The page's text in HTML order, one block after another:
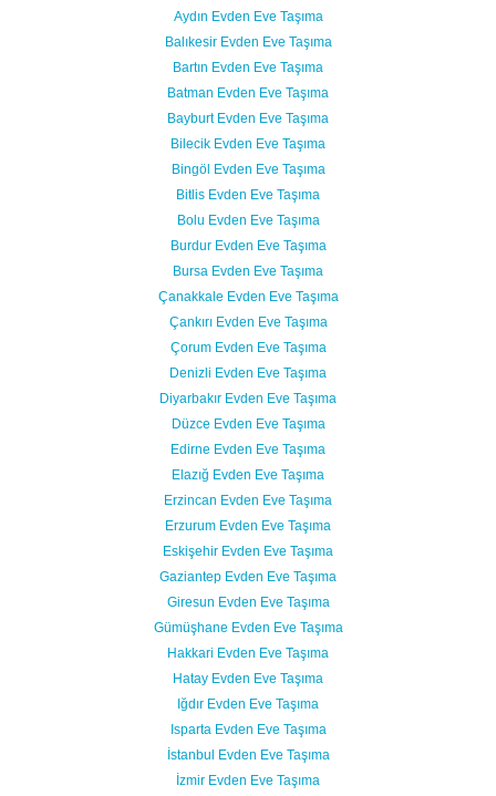
Aydın Evden Eve Taşıma
Balıkesir Evden Eve Taşıma
Bartın Evden Eve Taşıma
Batman Evden Eve Taşıma
Bayburt Evden Eve Taşıma
Bilecik Evden Eve Taşıma
Bingöl Evden Eve Taşıma
Bitlis Evden Eve Taşıma
Bolu Evden Eve Taşıma
Burdur Evden Eve Taşıma
Bursa Evden Eve Taşıma
Çanakkale Evden Eve Taşıma
Çankırı Evden Eve Taşıma
Çorum Evden Eve Taşıma
Denizli Evden Eve Taşıma
Diyarbakır Evden Eve Taşıma
Düzce Evden Eve Taşıma
Edirne Evden Eve Taşıma
Elazığ Evden Eve Taşıma
Erzincan Evden Eve Taşıma
Erzurum Evden Eve Taşıma
Eskişehir Evden Eve Taşıma
Gaziantep Evden Eve Taşıma
Giresun Evden Eve Taşıma
Gümüşhane Evden Eve Taşıma
Hakkari Evden Eve Taşıma
Hatay Evden Eve Taşıma
Iğdır Evden Eve Taşıma
Isparta Evden Eve Taşıma
İstanbul Evden Eve Taşıma
İzmir Evden Eve Taşıma